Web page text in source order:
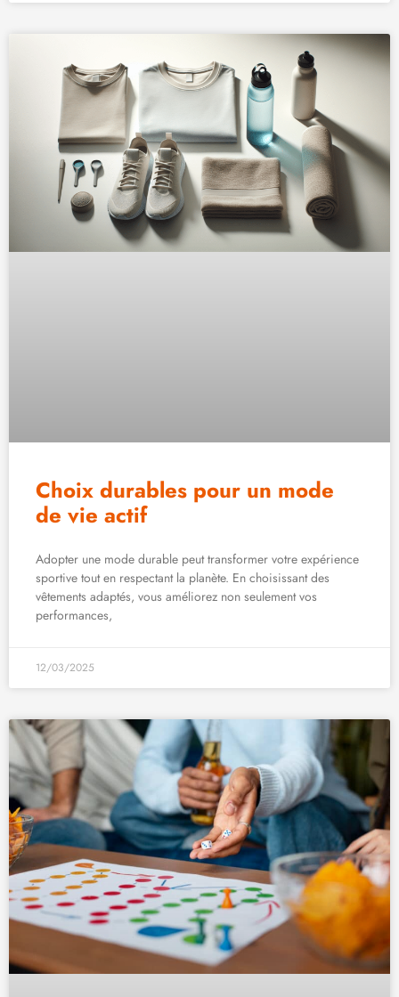
Choix durables pour un mode
de vie actif
Adopter une mode durable peut transformer votre expérience
sportive tout en respectant la planète. En choisissant des
vêtements adaptés, vous améliorez non seulement vos
performances,
12/03/2025